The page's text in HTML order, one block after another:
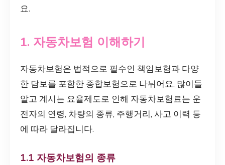
요.
1. 자동차보험 이해하기
자동차보험은 법적으로 필수인 책임보험과 다양
한 담보를 포함한 종합보험으로 나뉘어요. 많이들
알고 계시는 요율제도로 인해 자동차보험료는 운
전자의 연령, 차량의 종류, 주행거리, 사고 이력 등
에 따라 달라집니다.
1.1 자동차보험의 종류